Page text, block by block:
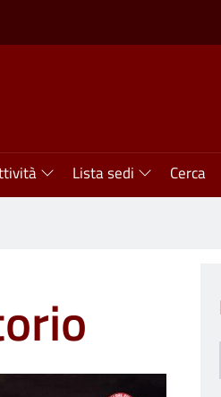
Lista sedi Cerca